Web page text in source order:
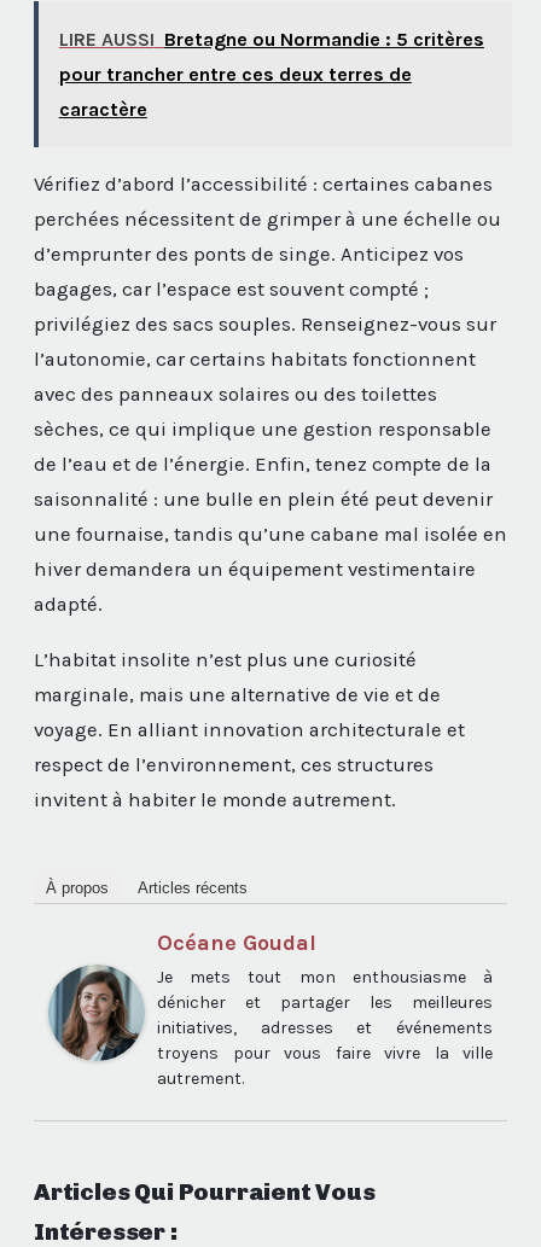
LIRE AUSSI Bretagne ou Normandie : 5 critères
pour trancher entre ces deux terres de
caractère
Vérifiez d’abord l’accessibilité : certaines cabanes
perchées nécessitent de grimper à une échelle ou
d’emprunter des ponts de singe. Anticipez vos
bagages, car l’espace est souvent compté ;
privilégiez des sacs souples. Renseignez-vous sur
l’autonomie, car certains habitats fonctionnent
avec des panneaux solaires ou des toilettes
sèches, ce qui implique une gestion responsable
de l’eau et de l’énergie. Enfin, tenez compte de la
saisonnalité : une bulle en plein été peut devenir
une fournaise, tandis qu’une cabane mal isolée en
hiver demandera un équipement vestimentaire
adapté.
L’habitat insolite n’est plus une curiosité
marginale, mais une alternative de vie et de
voyage. En alliant innovation architecturale et
respect de l’environnement, ces structures
invitent à habiter le monde autrement.
À propos Articles récents
Océane Goudal
Je mets tout mon enthousiasme à
dénicher et partager les meilleures
initiatives, adresses et événements
troyens pour vous faire vivre la ville
autrement.
Articles Qui Pourraient Vous
Intéresser :